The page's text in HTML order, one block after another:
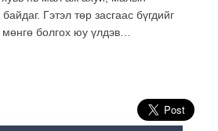
Гэтэл төр засгаас бүгдийг
болгох юу үлдэв…